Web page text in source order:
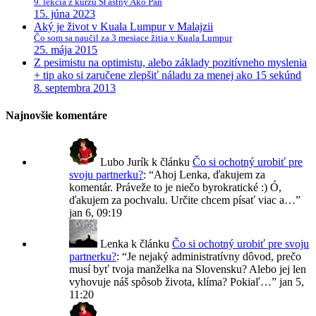
9. lekcia z kurzu Šťastný Ako Pán
15. júna 2023
Aký je život v Kuala Lumpur v Malajzii
Čo som sa naučil za 3 mesiace žitia v Kuala Lumpur
25. mája 2015
Z pesimistu na optimistu, alebo základy pozitívneho myslenia
+ tip ako si zaručene zlepšiť náladu za menej ako 15 sekúnd
8. septembra 2013
Najnovšie komentáre
Lubo Jurík k článku Čo si ochotný urobiť pre
svoju partnerku?: “Ahoj Lenka, ďakujem za
komentár. Práveže to je niečo byrokratické :) Ó,
ďakujem za pochvalu. Určite chcem písať viac a…”
jan 6, 09:19
Lenka k článku Čo si ochotný urobiť pre svoju
partnerku?: “Je nejaký administratívny dôvod, prečo
musí byť tvoja manželka na Slovensku? Alebo jej len
vyhovuje náš spôsob života, klíma? Pokiaľ…” jan 5,
11:20